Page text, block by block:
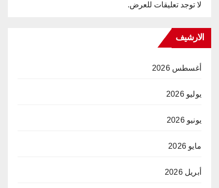
لا توجد تعليقات للعرض.
الارشيف
أغسطس 2026
يوليو 2026
يونيو 2026
مايو 2026
أبريل 2026